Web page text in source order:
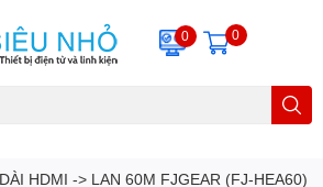
0 0
HDMI -> LAN 60M FJGEAR (FJ-HEA60)